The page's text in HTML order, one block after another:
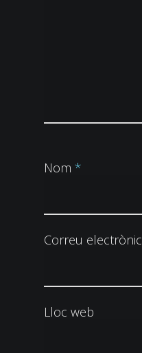
Nom *
Correu electrònic
Lloc web